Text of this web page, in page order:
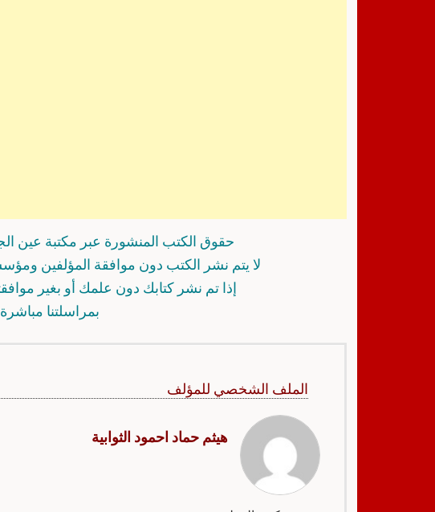
حقوق الكتب المنشورة عبر مكتبة عين
لا يتم نشر الكتب دون موافقة المؤلفين
إذا تم نشر كتابك دون علمك أو بغير
بمراسلتنا
الملف الشخصي للمؤلف
هيثم حماد احمود الثوابية